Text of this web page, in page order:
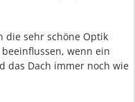
die sehr schöne Optik
wenn ein
das Dach immer noch wie